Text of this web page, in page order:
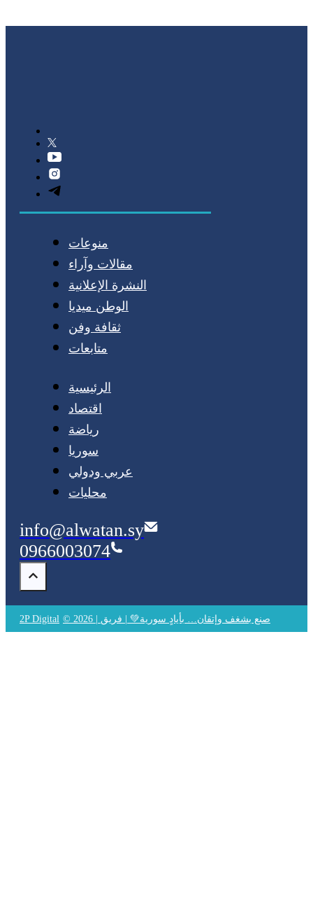
منوعات
مقالات وآراء
النشرة الإعلانية
الوطن ميديا
ثقافة وفن
متابعات
الرئيسية
اقتصاد
رياضة
سوريا
عربي ودولي
محليات
info@alwatan.sy
0966003074
2P Digital © 2026 | صنع بشغف وإتقان… بأيادٍ سورية💚 | فريق